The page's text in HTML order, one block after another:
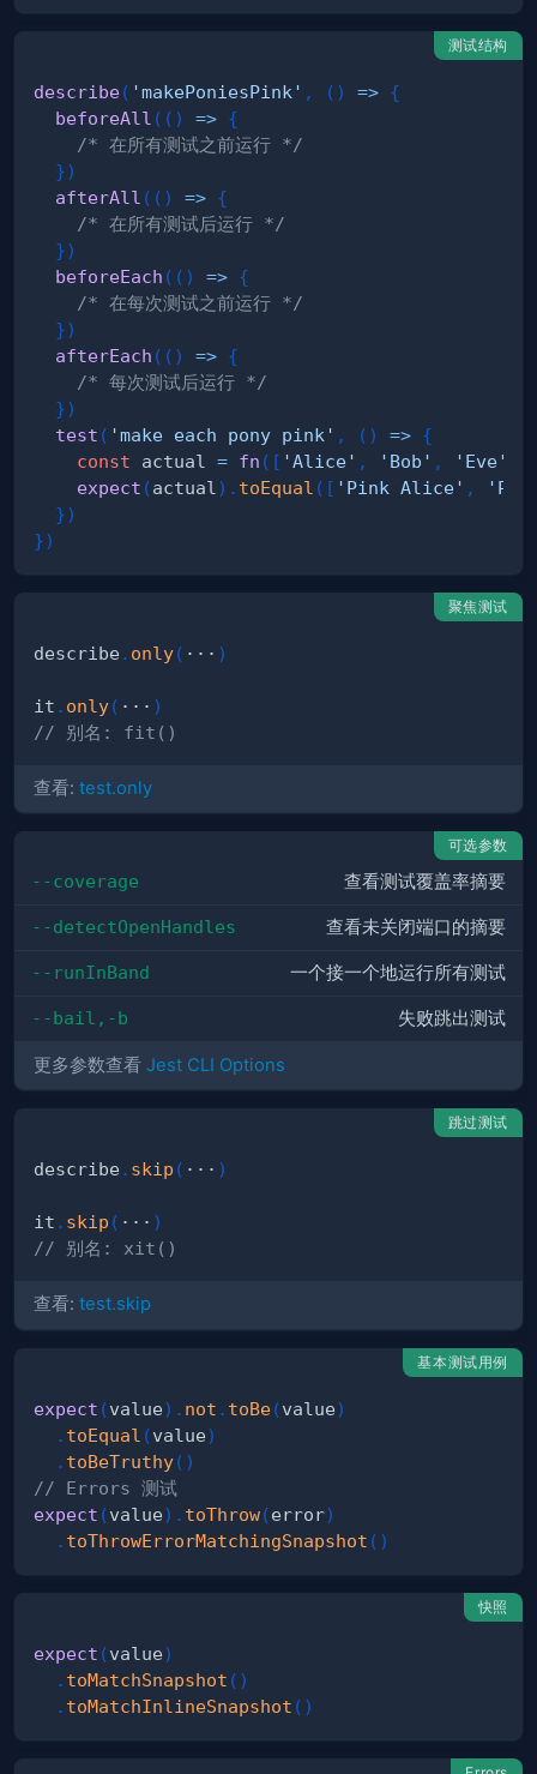
测试结构
describe( 'makePoniesPink' , ( ) => {
beforeAll ( ( ) => {
/* 在所有测试之前运行 */
})
afterAll ( ( ) => {
/* 在所有测试后运行 */
})
beforeEach ( ( ) => {
/* 在每次测试之前运行 */
})
afterEach ( ( ) => {
/* 每次测试后运行 */
})
test ( 'make each pony pink' , ( ) => {
const actual = fn ( [ 'Alice' , 'Bob' , 'Eve'
expect (actual ) . toEqual ( [ 'Pink Alice' ,
})
})
聚焦测试
describe . only( ··· )
it . only( ··· )
// 别名: fit()
查看: test.only
可选参数
--coverage 查看测试覆盖率摘要
--detectOpenHandles 查看未关闭端口的摘要
--runInBand 一个接一个地运行所有测试
--bail,-b 失败跳出测试
更多参数查看 Jest CLI Options
跳过测试
describe . skip ( ··· )
it . skip ( ··· )
// 别名: xit()
查看: test.skip
基本测试用例
expect (value) . not . toBe(value)
. toEqual (value)
. toBeTruthy( )
// Errors 测试
expect (value) . toThrow(error)
. toThrowErrorMatchingSnapshot ( )
快照
expect (value)
. toMatchSnapshot ( )
. toMatchInlineSnapshot ( )